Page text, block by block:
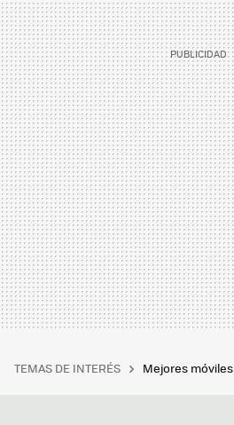
TEMAS DE INTERÉS Mejores móviles